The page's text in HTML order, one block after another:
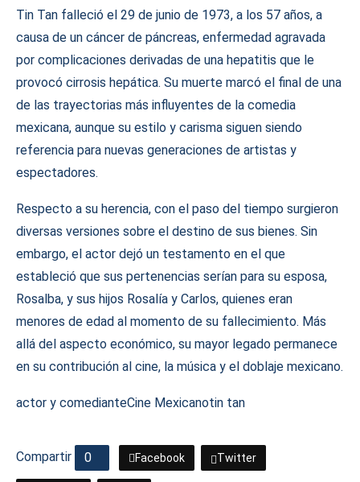
Tin Tan falleció el 29 de junio de 1973, a los 57 años, a
causa de un cáncer de páncreas, enfermedad agravada
por complicaciones derivadas de una hepatitis que le
provocó cirrosis hepática. Su muerte marcó el final de una
de las trayectorias más influyentes de la comedia
mexicana, aunque su estilo y carisma siguen siendo
referencia para nuevas generaciones de artistas y
espectadores.
Respecto a su herencia, con el paso del tiempo surgieron
diversas versiones sobre el destino de sus bienes. Sin
embargo, el actor dejó un testamento en el que
estableció que sus pertenencias serían para su esposa,
Rosalba, y sus hijos Rosalía y Carlos, quienes eran
menores de edad al momento de su fallecimiento. Más
allá del aspecto económico, su mayor legado permanece
en su contribución al cine, la música y el doblaje mexicano.
actor y comedianteCine Mexicanotin tan
Compartir 0 Facebook Twitter